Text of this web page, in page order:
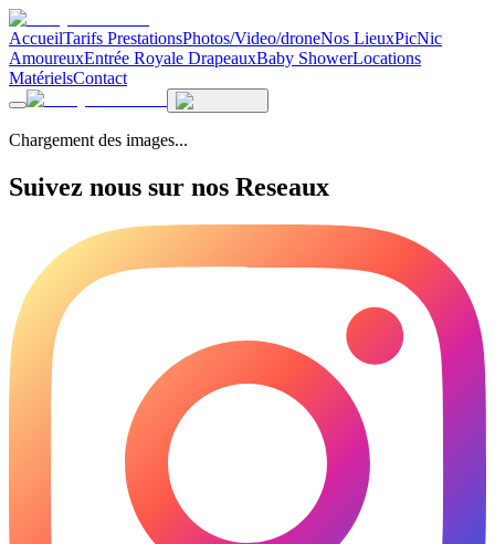
AccueilTarifs PrestationsPhotos/Video/droneNos LieuxPicNic
AmoureuxEntrée Royale DrapeauxBaby ShowerLocations
MatérielsContact
Chargement des images...
Suivez nous sur nos Reseaux